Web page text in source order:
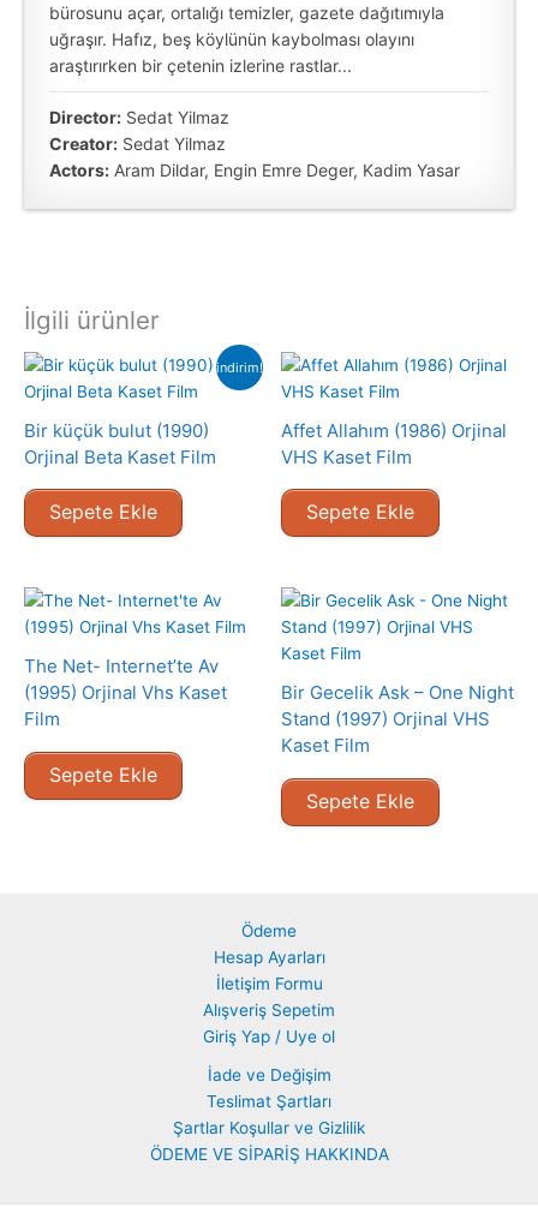
bürosunu açar, ortalığı temizler, gazete dağıtımıyla
uğraşır. Hafız, beş köylünün kaybolması olayını
araştırırken bir çetenin izlerine rastlar...
Director: Sedat Yilmaz
Creator: Sedat Yilmaz
Actors: Aram Dildar, Engin Emre Deger, Kadim Yasar
İlgili ürünler
indirim!
Bir küçük bulut (1990)
Orjinal Beta Kaset Film
Sepete Ekle
Affet Allahım (1986) Orjinal
VHS Kaset Film
Sepete Ekle
The Net- Internet’te Av
(1995) Orjinal Vhs Kaset
Film
Sepete Ekle
Bir Gecelik Ask – One Night
Stand (1997) Orjinal VHS
Kaset Film
Sepete Ekle
Ödeme
Hesap Ayarları
İletişim Formu
Alışveriş Sepetim
Giriş Yap / Uye ol
İade ve Değişim
Teslimat Şartları
Şartlar Koşullar ve Gizlilik
ÖDEME VE SİPARİŞ HAKKINDA